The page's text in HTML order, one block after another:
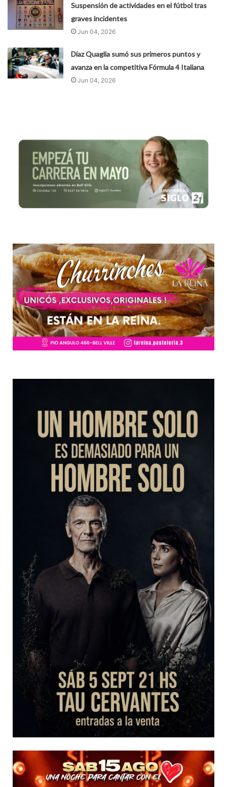
Suspensión de actividades en el fútbol tras
graves incidentes
Jun 04, 2026
Díaz Quaglia sumó sus primeros puntos y
avanza en la competitiva Fórmula 4 Italiana
Jun 04, 2026